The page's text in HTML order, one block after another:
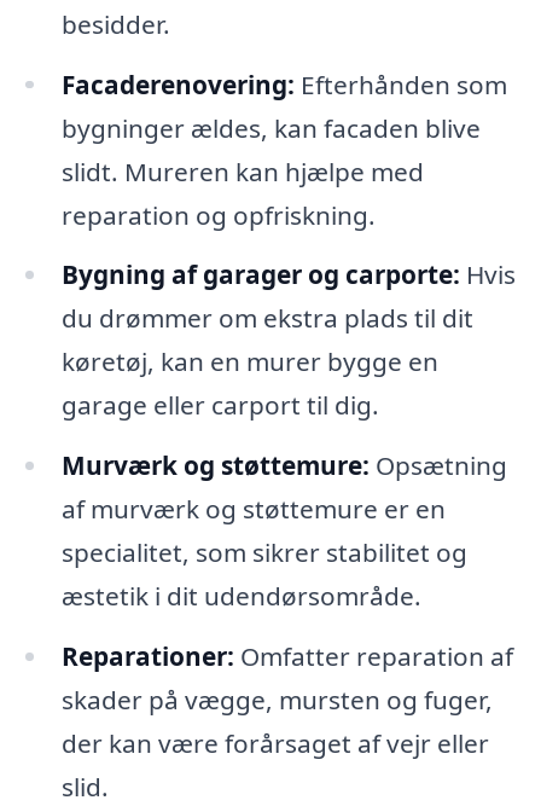
besidder.
Facaderenovering: Efterhånden som
bygninger ældes, kan facaden blive
slidt. Mureren kan hjælpe med
reparation og opfriskning.
Bygning af garager og carporte: Hvis
du drømmer om ekstra plads til dit
køretøj, kan en murer bygge en
garage eller carport til dig.
Murværk og støttemure: Opsætning
af murværk og støttemure er en
specialitet, som sikrer stabilitet og
æstetik i dit udendørsområde.
Reparationer: Omfatter reparation af
skader på vægge, mursten og fuger,
der kan være forårsaget af vejr eller
slid.